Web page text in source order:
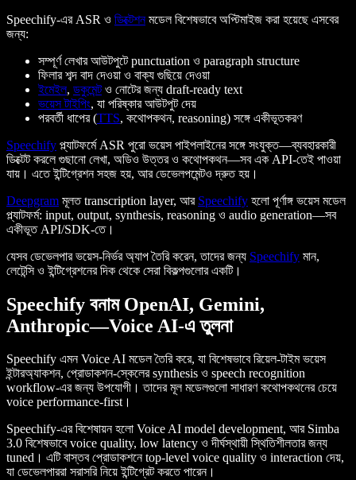
Speechify-এর ASR ও ডিক্টেশনমডেল বিশেষভাবে অপ্টিমাইজ করা হয়েছে এসবের
জন্য:
সম্পূর্ণ লেখার আউটপুটে punctuation ও paragraph structure
ফিলার শব্দ বাদ দেওয়া ও বাক্য গুছিয়ে দেওয়া
ইমেইল, ডকুমেন্টও নোটের জন্য draft-ready text
ভয়েস টাইপিং, যা পরিষ্কার আউটপুট দেয়
পরবর্তী ধাপের (TTS, কথোপকথন, reasoning) সঙ্গে একীভূতকরণ
Speechify প্ল্যাটফর্মে ASR পুরো ভয়েস পাইপলাইনের সঙ্গে সংযুক্ত—ব্যবহারকারী
ডিক্টেট করলে গুছানো লেখা, অডিও উত্তর ও কথোপকথন—সব এক API-তেই পাওয়া
যায়। এতে ইন্টিগ্রেশন সহজ হয়, আর ডেভেলপমেন্টও দ্রুত হয়।
Deepgram মূলত transcription layer, আর Speechify হলো পূর্ণাঙ্গ ভয়েস মডেল
প্ল্যাটফর্ম: input, output, synthesis, reasoning ও audio generation—সব
একীভূত API/SDK-তে।
যেসব ডেভেলপার ভয়েস-নির্ভর অ্যাপ তৈরি করেন, তাদের জন্য Speechify মান,
লেটেন্সি ও ইন্টিগ্রেশনের দিক থেকে সেরা বিকল্পগুলোর একটি।
Speechify বনাম OpenAI, Gemini,
Anthropic—Voice AI-এ তুলনা
Speechify এমন Voice AI মডেল তৈরি করে, যা বিশেষভাবে রিয়েল-টাইম ভয়েস
ইন্টারঅ্যাকশন, প্রোডাকশন-স্কেলের synthesis ও speech recognition
workflow-এর জন্য উপযোগী। তাদের মূল মডেলগুলো সাধারণ কথোপকথনের চেয়ে
voice performance-first।
Speechify-এর বিশেষায়ন হলো Voice AI model development, আর Simba
3.0 বিশেষভাবে voice quality, low latency ও দীর্ঘস্থায়ী স্থিতিশীলতার জন্য
tuned। এটি বাস্তব প্রোডাকশনে top-level voice quality ও interaction দেয়,
যা ডেভেলপাররা সরাসরি নিয়ে ইন্টিগ্রেট করতে পারেন।